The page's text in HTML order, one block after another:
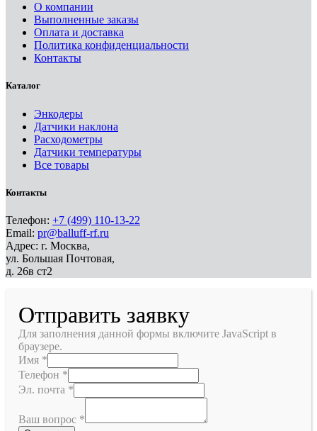
О компании
Выполненные заказы
Оплата и доставка
Политика конфиденциальности
Контакты
Каталог
Энкодеры
Датчики наклона
Расходометры
Датчики температуры
Все товары
Контакты
Телефон: +7 (499) 110-13-22
Email: pr@balluff-rf.ru
Адрес: г. Москва,
ул. Большая Почтовая,
д. 26в ст2
Отправить заявку
Для заполнения данной формы включите JavaScript в
браузере.
Имя *
Телефон *
Эл. почта *
Ваш вопрос *